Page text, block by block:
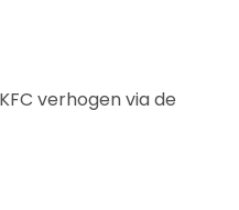
verhogen via de